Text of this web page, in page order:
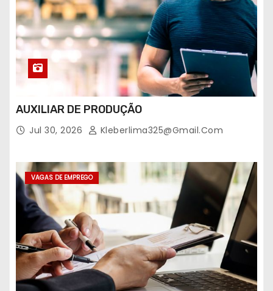
AUXILIAR DE PRODUÇÃO
Jul 30, 2026 Kleberlima325@gmail.com
VAGAS DE EMPREGO